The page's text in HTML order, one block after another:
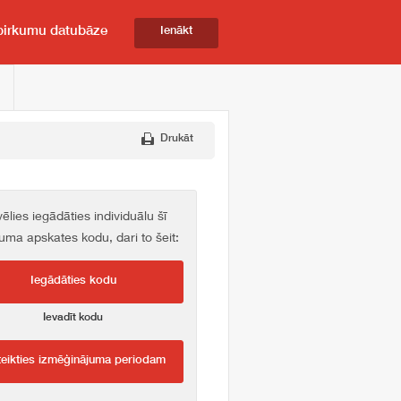
datubāze Ienākt
Drukāt
iegādāties individuālu šī
apskates kodu, dari to šeit:
Iegādāties kodu
Ievadīt kodu
izmēģinājuma periodam